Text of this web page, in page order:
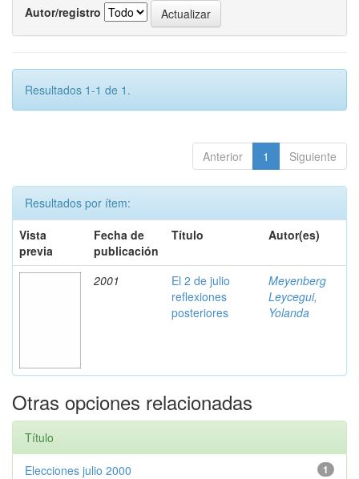
Autor/registro
Resultados 1-1 de 1.
Anterior 1 Siguiente
Resultados por ítem:
Vista
previa
Fecha de
publicación
Título Autor(es)
2001
El 2 de julio
reflexiones
posteriores
Meyenberg
Leycegui,
Yolanda
Otras opciones relacionadas
Título
1
Elecciones julio 2000